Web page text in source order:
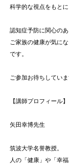
科学的な視点をもと
認知症予防に関心のあ
ご家族の健康が気に
です。
ご参加お待ちしていま
【講師プロフィール】
矢田幸博先生
筑波大学名誉教授。
人の「健康」や「幸